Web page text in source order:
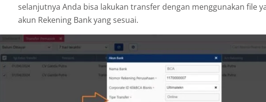
selanjutnya Anda bisa lakukan transfer dengan menggunakan file
akun Rekening Bank yang sesuai.